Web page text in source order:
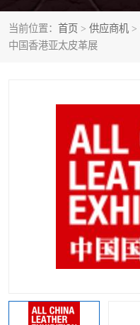
当前位置： 首页 > 供应商机 >
中国香港亚太皮革展